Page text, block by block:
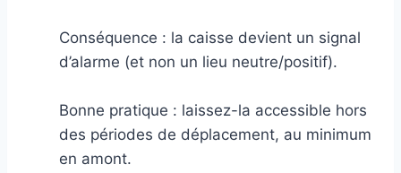
Conséquence : la caisse devient un signal
d’alarme (et non un lieu neutre/positif).
Bonne pratique : laissez-la accessible hors
des périodes de déplacement, au minimum
en amont.